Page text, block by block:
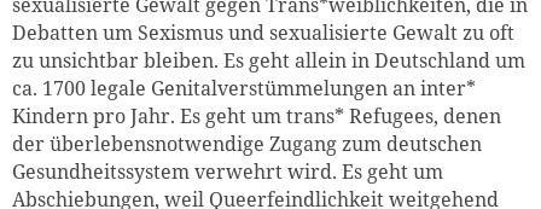
Debatten um Sexismus und sexualisierte Gewalt zu oft
zu unsichtbar bleiben. Es geht allein in Deutschland um
ca. 1700 legale Genitalverstümmelungen an inter*
Kindern pro Jahr. Es geht um trans* Refugees, denen
der überlebensnotwendige Zugang zum deutschen
Gesundheitssystem verwehrt wird. Es geht um
Abschiebungen, weil Queerfeindlichkeit weitgehend